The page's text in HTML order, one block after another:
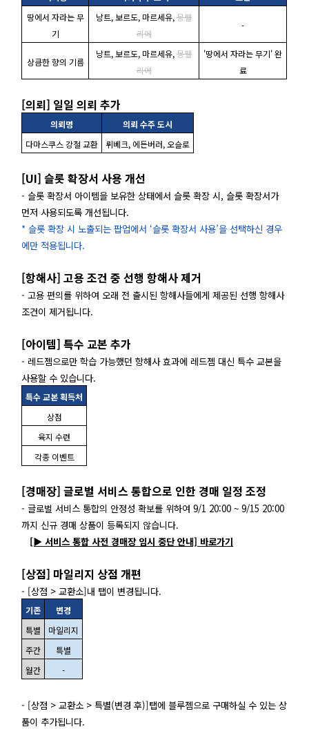
땅에서 자라는 무
기
낭트, 보르도, 마르세유,몽펠
리에
-
상큼한 향의 기름
낭트, 보르도, 마르세유,몽펠
리에
'땅에서 자라는 무기' 완
료
[의뢰] 일일 의뢰 추가
의뢰명
의뢰 수주 도시
다마스쿠스 강철 교환
뤼베크, 에든버러, 오슬로
[UI] 슬롯 확장서 사용 개선
- 슬롯 확장서 아이템을 보유한 상태에서 슬롯 확장 시, 슬롯 확장서가
먼저 사용되도록 개선됩니다.
* 슬롯 확장 시 노출되는 팝업에서 ‘슬롯 확장서 사용’을 선택하신 경우
에만 적용됩니다.
[항해사] 고용 조건 중 선행 항해사 제거
- 고용 편의를 위하여 오래 전 출시된 항해사들에게 제공된 선행 항해사
조건이 제거됩니다.
[아이템] 특수 교본 추가
- 레드젬으로만 학습 가능했던 항해사 효과에 레드젬 대신 특수 교본을
사용할 수 있습니다.
특수 교본 획득처
상점
육지 수련
각종 이벤트
[경매장] 글로벌 서비스 통합으로 인한 경매 일정 조정
- 글로벌 서비스 통합의 안정성 확보를 위하여 9/1 20:00 ~ 9/15 20:00
까지 신규 경매 상품이 등록되지 않습니다.
[▶ 서비스 통합 사전 경매장 임시 중단 안내] 바로가기
[상점] 마일리지 상점 개편
- [상점 > 교환소]내 탭이 변경됩니다.
기존
변경
특별
마일리지
주간
특별
월간
-
- [상점 > 교환소 > 특별(변경 후)]탭에 블루젬으로 구매하실 수 있는 상
품이 추가됩니다.